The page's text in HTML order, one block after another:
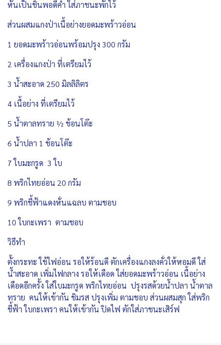
หั่นเป็นชิ้นพอดีคำ ใส่ภาชนะพักไว้
ส่วนผสมแกงป่าเนื้อย่างยอดมะพร้าวอ่อน
1 ยอดมะพร้าวอ่อนพร้อมปรุง 300 กรัม
2 เครื่องแกงป่า ที่เตรียมไว้
3 น้ำสะอาด 250 มิลลิลิตร
4 เนื้อย่าง ที่เตรียมไว้
5 น้ำตาลทราย ½ ช้อนโต๊ะ
6 น้ำปลา 1 ช้อนโต๊ะ
7 ใบมะกรูด 3 ใบ
8 พริกไทยอ่อน 20 กรัม
9 พริกชี้ฟ้าแดงหั่นแฉลบ ตามชอบ
10 ใบกะเพรา ตามชอบ
วิธีทำ
ตั้งกระทะ ใช้ไฟอ่อน รอให้ร้อนดี ตักเครื่องแกงลงคั่วให้หอมดี ใส่
น้ำสะอาด เพิ่มไฟกลาง รอให้เดือด ใส่ยอดมะพร้าวอ่อน เนื้อย่าง
เดือดอีกครั้ง ใส่ใบมะกรูด พริกไทยอ่อน ปรุงรสด้วยน้ำปลา น้ำตาล
ทราย คนให้เข้ากัน ชิมรส ปรุงเพิ่ม ตามชอบ ส่วนผสมสุก ใส่พริก
ชี้ฟ้า ใบกะเพรา คนให้เข้ากัน ปิดไฟ ตักใส่ภาชนะเสิร์ฟ